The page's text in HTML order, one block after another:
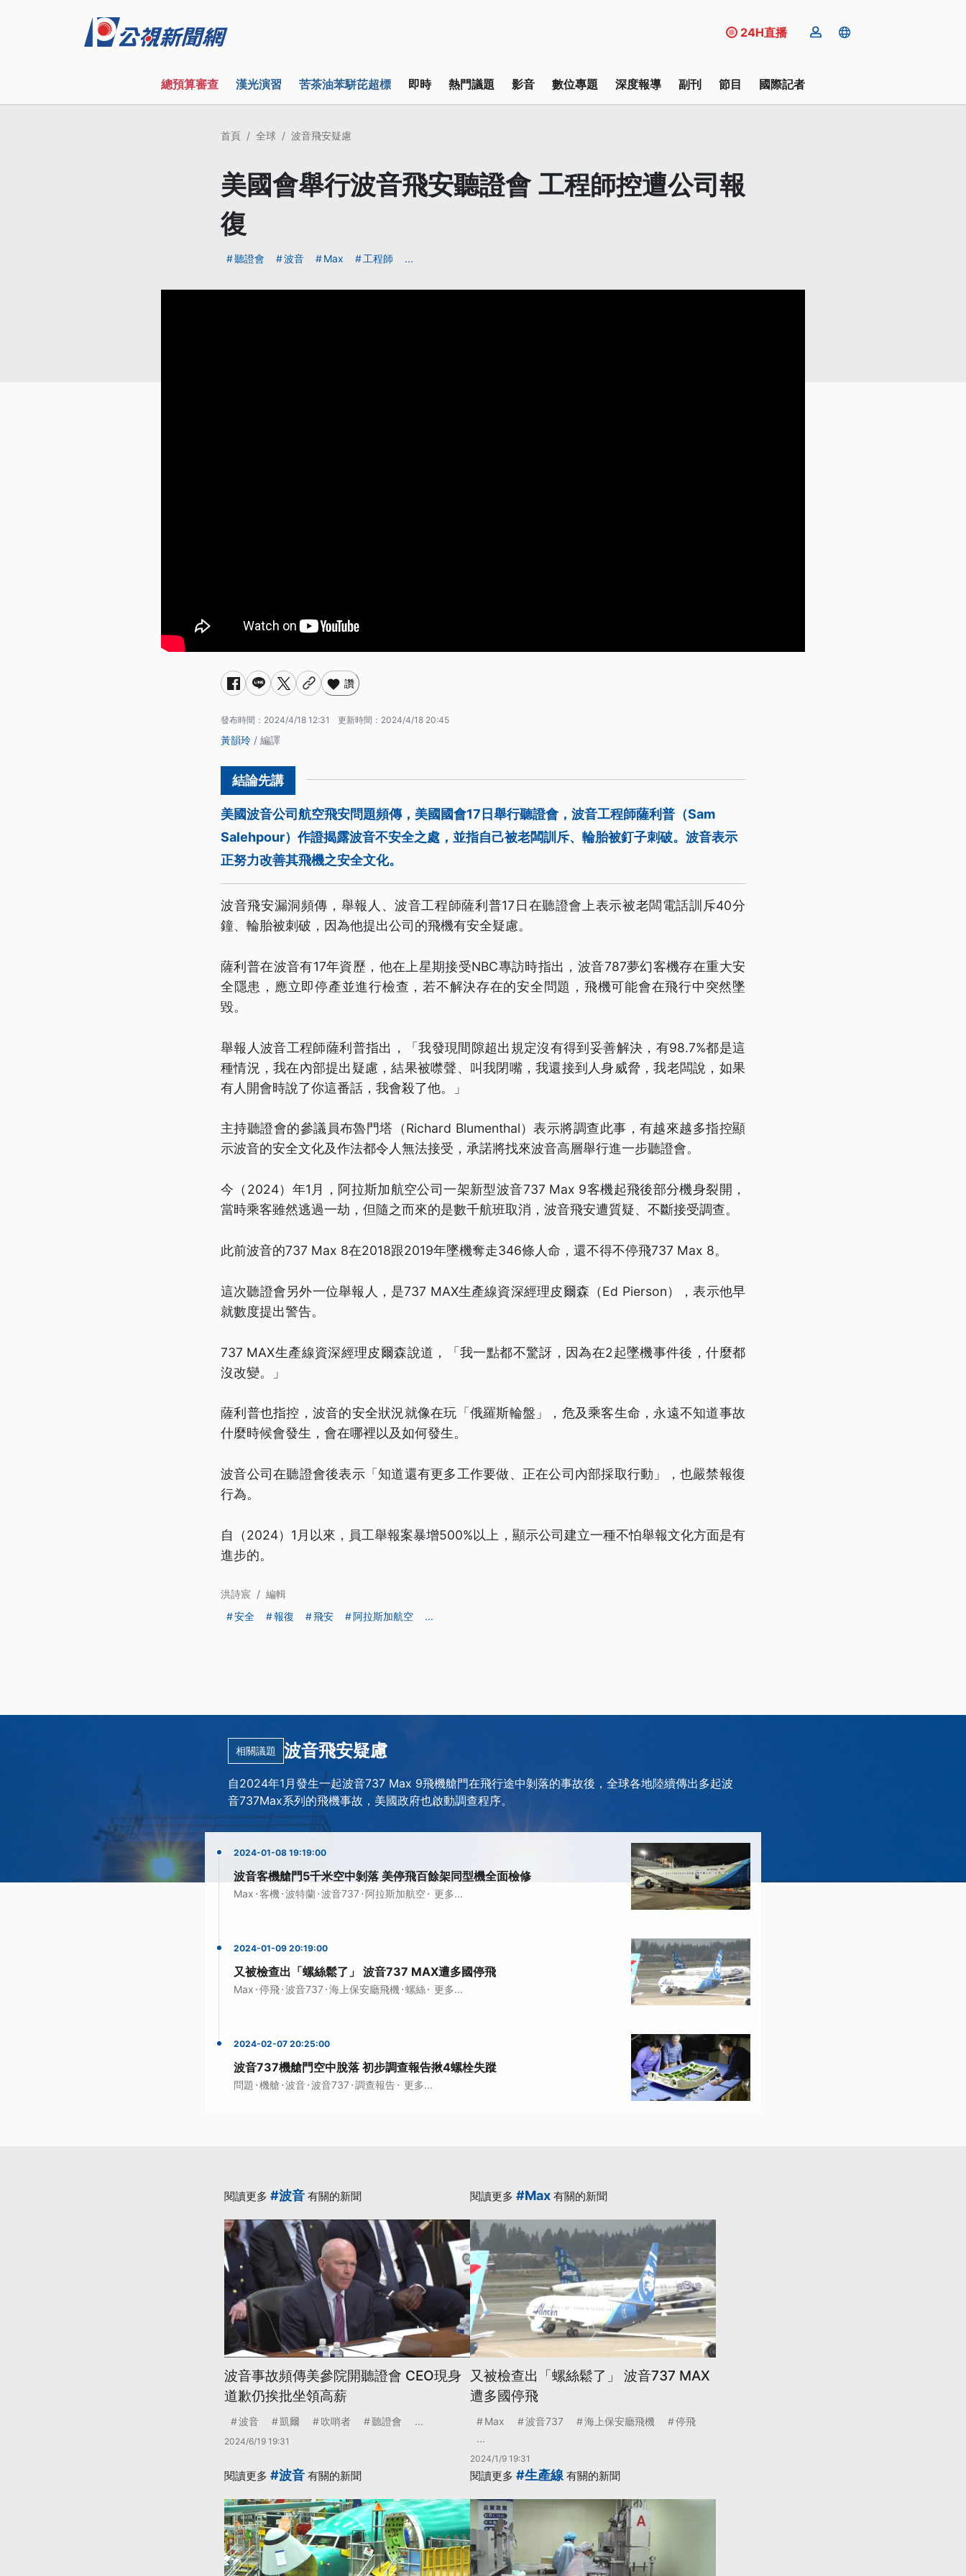
24H直播
總預算審查 漢光演習 苦茶油苯駢芘超標 即時 熱門議題 影音 數位專題 深度報導 副刊 節目 國際記者
首頁 全球 波音飛安疑慮
美國會舉行波音飛安聽證會 工程師控遭公司報
復
聽證會 波音 Max 工程師 ...
讚
發布時間： 2024/4/18 12:31 更新時間： 2024/4/18 20:45
黃韻玲 / 編譯
美國波音公司航空飛安問題頻傳，美國國會17日舉行聽證會，波音工程師薩利普（Sam
Salehpour）作證揭露波音不安全之處，並指自己被老闆訓斥、輪胎被釘子刺破。波音表示
正努力改善其飛機之安全文化。
波音飛安漏洞頻傳，舉報人、波音工程師薩利普17日在聽證會上表示被老闆電話訓斥40分
鐘、輪胎被刺破，因為他提出公司的飛機有安全疑慮。
薩利普在波音有17年資歷，他在上星期接受NBC專訪時指出，波音787夢幻客機存在重大安
全隱患，應立即停產並進行檢查，若不解決存在的安全問題，飛機可能會在飛行中突然墜
毀。
舉報人波音工程師薩利普指出，「我發現間隙超出規定沒有得到妥善解決，有98.7%都是這
種情況，我在內部提出疑慮，結果被噤聲、叫我閉嘴，我還接到人身威脅，我老闆說，如果
有人開會時說了你這番話，我會殺了他。」
主持聽證會的參議員布魯門塔（Richard Blumenthal）表示將調查此事，有越來越多指控顯
示波音的安全文化及作法都令人無法接受，承諾將找來波音高層舉行進一步聽證會。
今（2024）年1月，阿拉斯加航空公司一架新型波音737 Max 9客機起飛後部分機身裂開，
當時乘客雖然逃過一劫，但隨之而來的是數千航班取消，波音飛安遭質疑、不斷接受調查。
此前波音的737 Max 8在2018跟2019年墜機奪走346條人命，還不得不停飛737 Max 8。
這次聽證會另外一位舉報人，是737 MAX生產線資深經理皮爾森（Ed Pierson），表示他早
就數度提出警告。
737 MAX生產線資深經理皮爾森說道，「我一點都不驚訝，因為在2起墜機事件後，什麼都
沒改變。」
薩利普也指控，波音的安全狀況就像在玩「俄羅斯輪盤」，危及乘客生命，永遠不知道事故
什麼時候會發生，會在哪裡以及如何發生。
波音公司在聽證會後表示「知道還有更多工作要做、正在公司內部採取行動」，也嚴禁報復
行為。
自（2024）1月以來，員工舉報案暴增500%以上，顯示公司建立一種不怕舉報文化方面是有
進步的。
洪詩宸 / 編輯
安全
報復 飛安 阿拉斯加航空 ...
相關議題 波音飛安疑慮
自2024年1月發生一起波音737 Max 9飛機艙門在飛行途中剝落的事故後，全球各地陸續傳出多起波
音737Max系列的飛機事故，美國政府也啟動調查程序。
2024-01-08 19:19:00
波音客機艙門5千米空中剝落 美停飛百餘架同型機全面檢修
Max ·客機 ·波特蘭·波音737·阿拉斯加航空· 更多...
2024-01-09 20:19:00
又被檢查出「螺絲鬆了」 波音737 MAX遭多國停飛
Max ·停飛·波音737·海上保安廳飛機 ·螺絲· 更多...
2024-02-07 20:25:00
波音737機艙門空中脫落 初步調查報告揪4螺栓失蹤
問題 ·機艙 ·波音·波音737·調查報告· 更多...
閱讀更多 #波音 有關的新聞
波音事故頻傳美參院開聽證會 CEO現身
道歉仍挨批坐領高薪
波音 凱爾 吹哨者 聽證會 ...
2024/6/19 19:31
閱讀更多 #Max 有關的新聞
又被檢查出「螺絲鬆了」 波音737 MAX
遭多國停飛
Max 波音737 海上保安廳飛機
停飛
...
2024/1/9 19:31
閱讀更多 #波音 有關的新聞 閱讀更多 #生產線有關的新聞